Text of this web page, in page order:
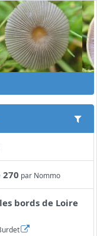
par Nommo
bords de Loire